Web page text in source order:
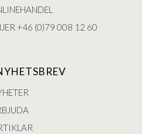
+46 (0)79 008 12 60